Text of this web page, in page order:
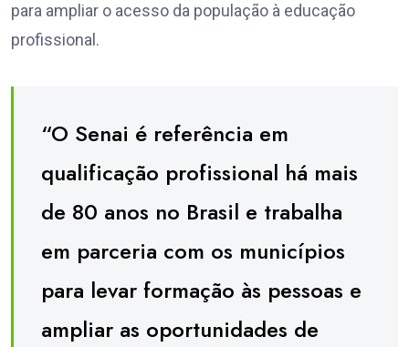
para ampliar o acesso da população à educação
profissional.
“O Senai é referência em
qualificação profissional há mais
de 80 anos no Brasil e trabalha
em parceria com os municípios
para levar formação às pessoas e
ampliar as oportunidades de